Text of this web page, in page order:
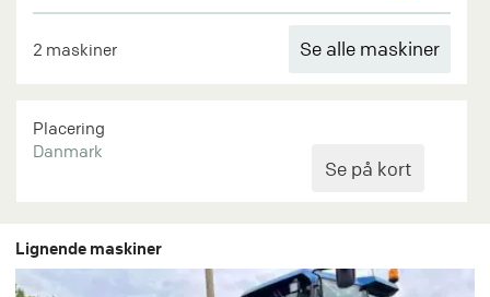
2 maskiner Se alle maskiner
Placering
Danmark
Lignende maskiner